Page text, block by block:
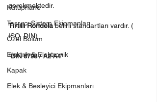
Kütüphane
Taşıyıcı Sistem Ekipmanları
Özel Bölüm
Elektrik & Elektronik
Kapak
Elek & Besleyici Ekipmanları
gerekmektedir.
Tırtıllı Rondela belirli standartları vardır. (
ISO, DIN)
"DIN 6798 / A2-A4"